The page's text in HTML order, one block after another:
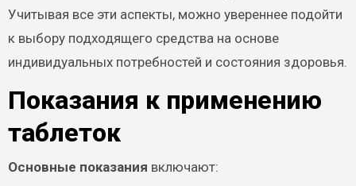
Учитывая все эти аспекты, можно увереннее подойти
к выбору подходящего средства на основе
индивидуальных потребностей и состояния здоровья.
Показания к применению
таблеток
Основные показания включают: